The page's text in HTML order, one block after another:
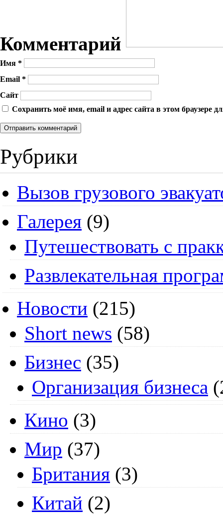
Комментарий
Имя *
Email *
Сайт
Сохранить моё имя, email и адрес сайта в этом браузере
Рубрики
Вызов грузового
Галерея (9)
Путешествовать с
Развлекательная
Новости (215)
Short news (58)
Бизнес (35)
Организация бизнеса
Кино (3)
Мир (37)
Британия (3)
Китай (2)